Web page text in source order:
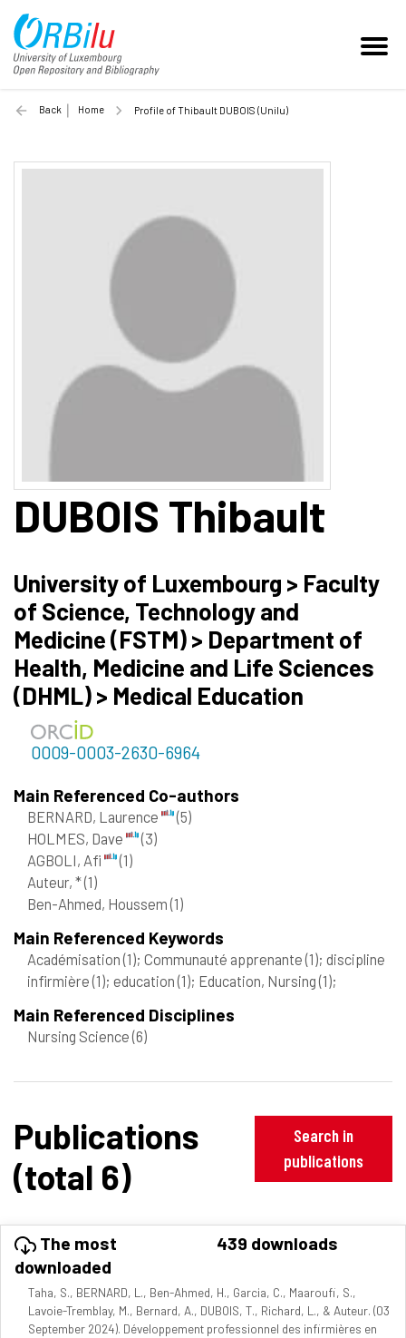
Back Home Profile of Thibault DUBOIS (Unilu)
DUBOIS Thibault
University of Luxembourg > Faculty
of Science, Technology and
Medicine (FSTM) > Department of
Health, Medicine and Life Sciences
(DHML) > Medical Education
0009-0003-2630-6964
Main Referenced Co-authors
BERNARD, Laurence
(5)
HOLMES, Dave
(3)
AGBOLI, Afi
(1)
Auteur, *(1)
Ben-Ahmed, Houssem(1)
Main Referenced Keywords
Académisation(1); Communauté apprenante(1); discipline
infirmière(1); education(1); Education, Nursing(1);
Main Referenced Disciplines
Nursing Science(6)
Publications
(total 6)
Search in
publications
The most
downloaded
439 downloads
Taha, S., BERNARD, L., Ben-Ahmed, H., Garcia, C., Maaroufi, S.,
Lavoie-Tremblay, M., Bernard, A., DUBOIS, T., Richard, L., & Auteur. (03
September 2024). Développement professionnel des infirmières en